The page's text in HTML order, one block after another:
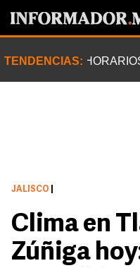
TENDENCIAS:
JALISCO
Clima en
Zúñiga